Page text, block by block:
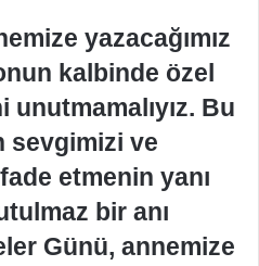
yazacağımız
kalbinde özel
Bu
sevgimizi ve
etmenin yanı
bir anı
Günü, annemize